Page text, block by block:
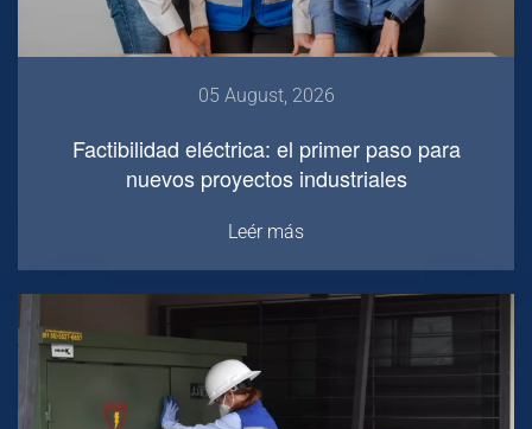
05 August, 2026
Factibilidad eléctrica: el primer paso para
nuevos proyectos industriales
Leér más